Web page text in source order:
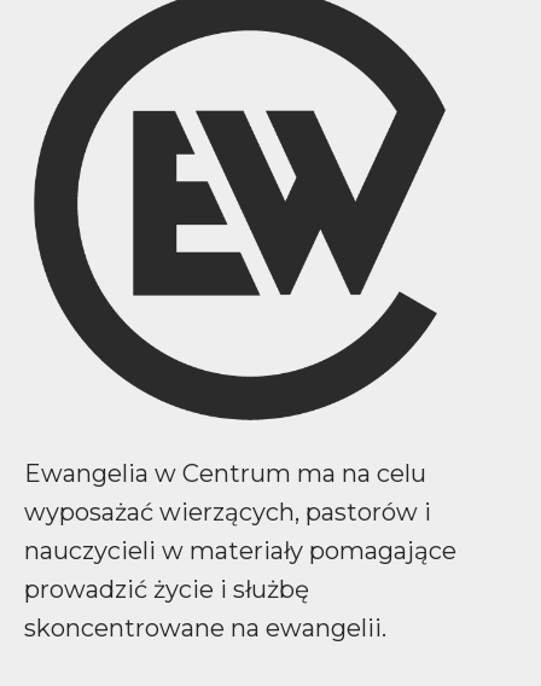
Ewangelia w Centrum ma na celu
wyposażać wierzących, pastorów i
nauczycieli w materiały pomagające
prowadzić życie i służbę
skoncentrowane na ewangelii.